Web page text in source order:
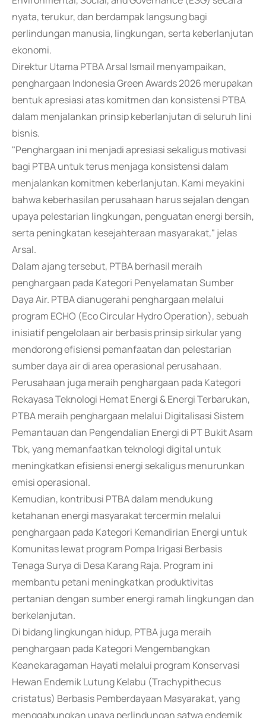
nyata, terukur, dan berdampak langsung bagi
perlindungan manusia, lingkungan, serta keberlanjutan
ekonomi.
Direktur Utama PTBA Arsal Ismail menyampaikan,
penghargaan Indonesia Green Awards 2026 merupakan
bentuk apresiasi atas komitmen dan konsistensi PTBA
dalam menjalankan prinsip keberlanjutan di seluruh lini
bisnis.
"Penghargaan ini menjadi apresiasi sekaligus motivasi
bagi PTBA untuk terus menjaga konsistensi dalam
menjalankan komitmen keberlanjutan. Kami meyakini
bahwa keberhasilan perusahaan harus sejalan dengan
upaya pelestarian lingkungan, penguatan energi bersih,
serta peningkatan kesejahteraan masyarakat," jelas
Arsal.
Dalam ajang tersebut, PTBA berhasil meraih
penghargaan pada Kategori Penyelamatan Sumber
Daya Air. PTBA dianugerahi penghargaan melalui
program ECHO (Eco Circular Hydro Operation), sebuah
inisiatif pengelolaan air berbasis prinsip sirkular yang
mendorong efisiensi pemanfaatan dan pelestarian
sumber daya air di area operasional perusahaan.
Perusahaan juga meraih penghargaan pada Kategori
Rekayasa Teknologi Hemat Energi & Energi Terbarukan,
PTBA meraih penghargaan melalui Digitalisasi Sistem
Pemantauan dan Pengendalian Energi di PT Bukit Asam
Tbk, yang memanfaatkan teknologi digital untuk
meningkatkan efisiensi energi sekaligus menurunkan
emisi operasional.
Kemudian, kontribusi PTBA dalam mendukung
ketahanan energi masyarakat tercermin melalui
penghargaan pada Kategori Kemandirian Energi untuk
Komunitas lewat program Pompa Irigasi Berbasis
Tenaga Surya di Desa Karang Raja. Program ini
membantu petani meningkatkan produktivitas
pertanian dengan sumber energi ramah lingkungan dan
berkelanjutan.
Di bidang lingkungan hidup, PTBA juga meraih
penghargaan pada Kategori Mengembangkan
Keanekaragaman Hayati melalui program Konservasi
Hewan Endemik Lutung Kelabu (Trachypithecus
cristatus) Berbasis Pemberdayaan Masyarakat, yang
menggabungkan upaya perlindungan satwa endemik